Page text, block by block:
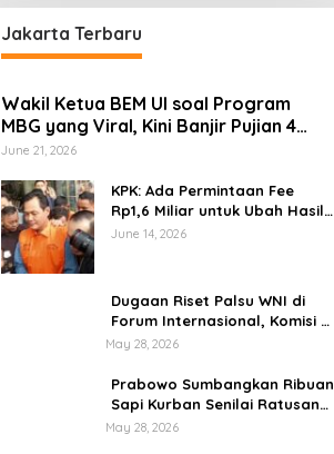
Jakarta Terbaru
Wakil Ketua BEM UI soal Program
MBG yang Viral, Kini Banjir Pujian 4
Poin Kritik Fatimah Azzahra
June 21, 2026
KPK: Ada Permintaan Fee
Rp1,6 Miliar untuk Ubah Hasil
Audit di Muara Enim di OTT
June 14, 2026
Dugaan Riset Palsu WNI di
Forum Internasional, Komisi X
DPR Desak Investigasi dan
May 28, 2026
Prabowo Sumbangkan Ribuan
Sapi Kurban Senilai Ratusan
Miliar Rupiah, Begini
May 28, 2026